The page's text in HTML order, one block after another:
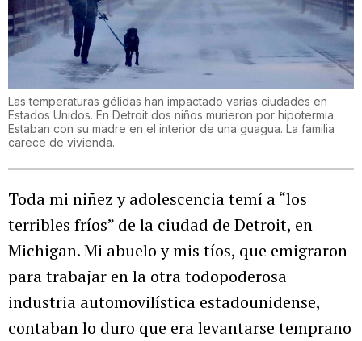
Las temperaturas gélidas han impactado varias ciudades en
Estados Unidos. En Detroit dos niños murieron por hipotermia.
Estaban con su madre en el interior de una guagua. La familia
carece de vivienda.
Toda mi niñez y adolescencia temí a “los
terribles fríos” de la ciudad de Detroit, en
Michigan. Mi abuelo y mis tíos, que emigraron
para trabajar en la otra todopoderosa
industria automovilística estadounidense,
contaban lo duro que era levantarse temprano